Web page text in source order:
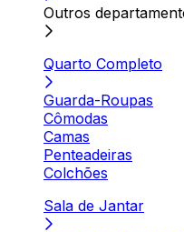
Outros
Quarto Completo
Guarda-Roupas
Cômodas
Camas
Penteadeiras
Colchões
Sala de Jantar